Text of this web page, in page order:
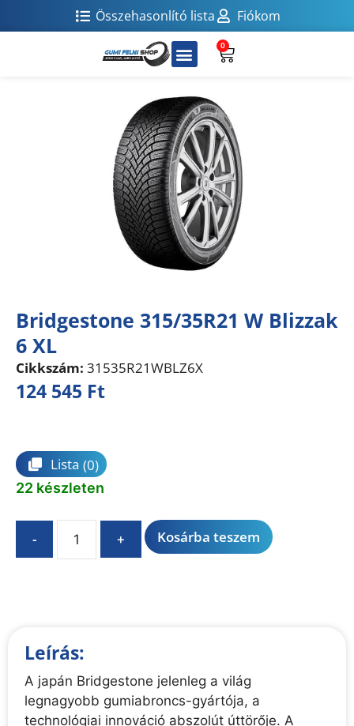
Összehasonlító lista Fiókom
0
Bridgestone 315/35R21 W Blizzak
6 XL
Cikkszám: 31535R21WBLZ6X
124 545 Ft
Lista (0)
22 készleten
- + Kosárba teszem
Leírás:
A japán Bridgestone jelenleg a világ
legnagyobb gumiabroncs-gyártója, a
technológiai innováció abszolút úttörője. A